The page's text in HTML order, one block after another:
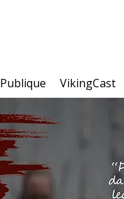
Publique VikingCast